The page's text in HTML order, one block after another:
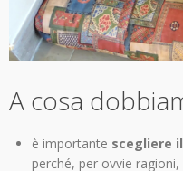
A cosa
è importante scegliere
perché, per ovvie